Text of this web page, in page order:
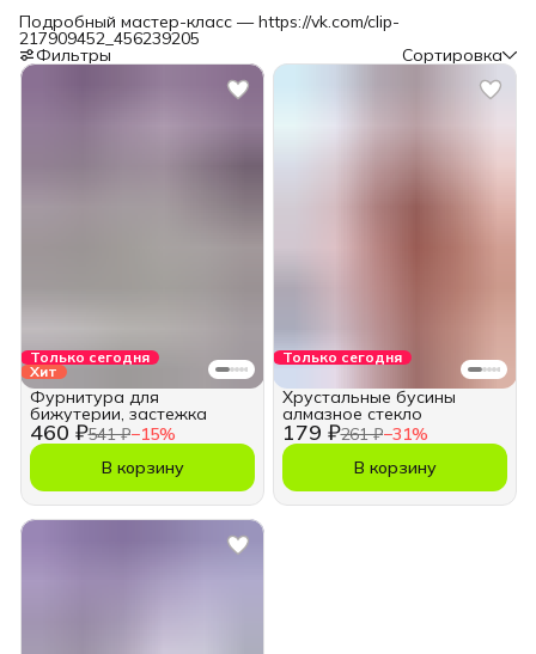
Подробный мастер-класс — https://vk.com/clip-
217909452_456239205
Фильтры Сортировка
Только сегодня
Хит
460 ₽541 ₽−15%
Фурнитура для
бижутерии, застежка
В корзину
Только сегодня
179 ₽261 ₽−31%
Хрустальные бусины
алмазное стекло
В корзину